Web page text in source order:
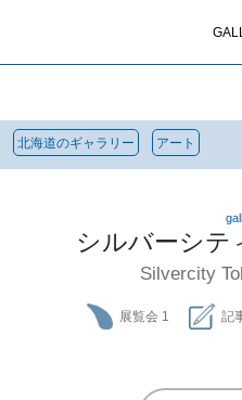
北海道のギャラリー アート
シルバーシテ
Silvercity
展覧会 1 記